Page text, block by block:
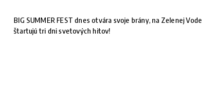
BIG SUMMER FEST dnes otvára svoje brány, na Zelenej Vode
štartujú tri dni svetových hitov!